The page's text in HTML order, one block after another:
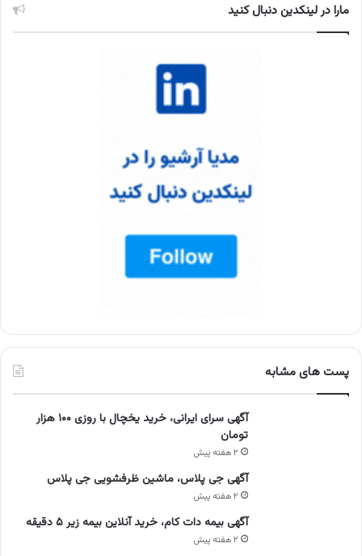
مارا در لینکدین دنبال کنید
پست های مشابه
آگهی سرای ایرانی، خرید یخچال با روزی ۱۰۰ هزار
تومان
۲ هفته پیش
آگهی جی پلاس، ماشین ظرفشویی جی پلاس
۲ هفته پیش
آگهی بیمه دات کام، خرید آنلاین بیمه زیر ۵ دقیقه
۲ هفته پیش